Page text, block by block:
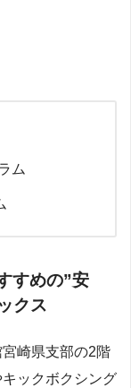
ム
すめの”安
クス
崎県支部の2階
ックボクシング